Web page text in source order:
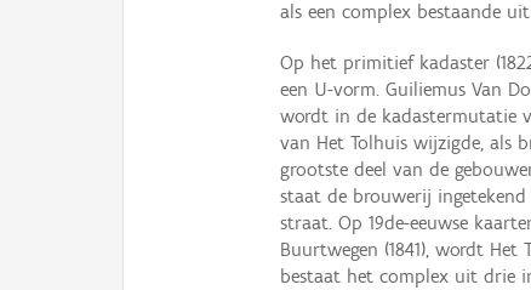
als een complex bestaande
Op het primitief kadaster
een U-vorm. Guiliemus Van
wordt in de kadastermutatie
van Het Tolhuis wijzigde, als
grootste deel van de
staat de brouwerij
straat. Op 19de-eeuwse
Buurtwegen (1841), wordt Het
bestaat het complex uit drie